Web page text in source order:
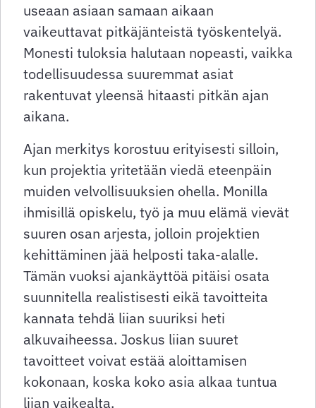
useaan asiaan samaan aikaan
vaikeuttavat pitkäjänteistä työskentelyä.
Monesti tuloksia halutaan nopeasti, vaikka
todellisuudessa suuremmat asiat
rakentuvat yleensä hitaasti pitkän ajan
aikana.
Ajan merkitys korostuu erityisesti silloin,
kun projektia yritetään viedä eteenpäin
muiden velvollisuuksien ohella. Monilla
ihmisillä opiskelu, työ ja muu elämä vievät
suuren osan arjesta, jolloin projektien
kehittäminen jää helposti taka-alalle.
Tämän vuoksi ajankäyttöä pitäisi osata
suunnitella realistisesti eikä tavoitteita
kannata tehdä liian suuriksi heti
alkuvaiheessa. Joskus liian suuret
tavoitteet voivat estää aloittamisen
kokonaan, koska koko asia alkaa tuntua
liian vaikealta.